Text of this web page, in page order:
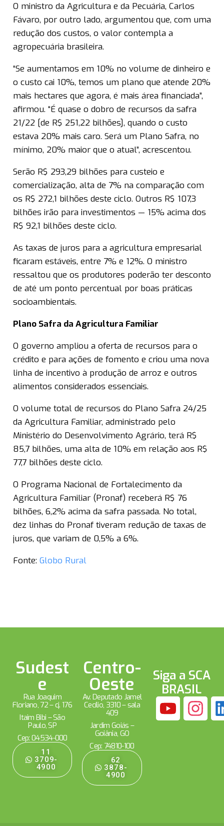
O ministro da Agricultura e da Pecuária, Carlos
Fávaro, por outro lado, argumentou que, com uma
redução dos custos, o valor contempla a
agropecuária brasileira.
“Se aumentamos em 10% no volume de dinheiro e
o custo cai 10%, temos um plano que atende 20%
mais hectares que agora, é mais área financiada”,
afirmou. “É quase o dobro de recursos da safra
21/22 [de R$ 251,22 bilhões], quando o custo
estava 20% mais caro. Será um Plano Safra, no
mínimo, 20% maior que o atual”, acrescentou.
Serão R$ 293,29 bilhões para custeio e
comercialização, alta de 7% na comparação com
os R$ 272,1 bilhões deste ciclo. Outros R$ 107,3
bilhões irão para investimentos — 15% acima dos
R$ 92,1 bilhões deste ciclo.
As taxas de juros para a agricultura empresarial
ficaram estáveis, entre 7% e 12%. O ministro
ressaltou que os produtores poderão ter desconto
de até um ponto percentual por boas práticas
socioambientais.
Plano Safra da Agricultura Familiar
O governo ampliou a oferta de recursos para o
crédito e para ações de fomento e criou uma nova
linha de incentivo à produção de arroz e outros
alimentos considerados essenciais.
O volume total de recursos do Plano Safra 24/25
da Agricultura Familiar, administrado pelo
Ministério do Desenvolvimento Agrário, terá R$
85,7 bilhões, uma alta de 10% em relação aos R$
77,7 bilhões deste ciclo.
O Programa Nacional de Fortalecimento da
Agricultura Familiar (Pronaf) receberá R$ 76
bilhões, 6,2% acima da safra passada. No total,
dez linhas do Pronaf tiveram redução de taxas de
juros, que variam de 0,5% a 6%.
Fonte: Globo Rural
Sudest
e
Rua Joaquim
Floriano, 72 – cj. 176
Itaim Bibi – São
Paulo, SP
Cep: 04534-000
11
3709-
4900
Centro-
Oeste
Av. Deputado Jamel
Cecílio, 3310 – sala
409
Jardim Goiás –
Goiânia, GO
Cep: 74810-100
62
3878-
4900
Siga a SCA
BRASIL